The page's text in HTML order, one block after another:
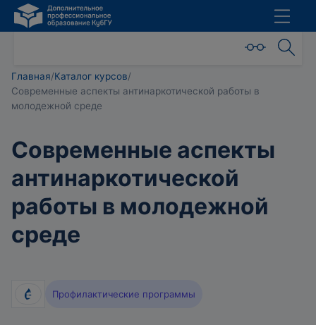
Главная/Каталог курсов/
Современные аспекты антинаркотической работы в
молодежной среде
Современные аспекты
антинаркотической
работы в молодежной
среде
Профилактические программы